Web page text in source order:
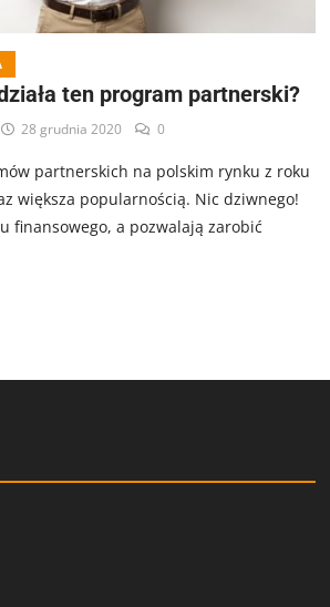
ten program partnerski?
28 grudnia 2020 0
partnerskich na polskim rynku z roku
większa popularnością. Nic dziwnego!
finansowego, a pozwalają zarobić